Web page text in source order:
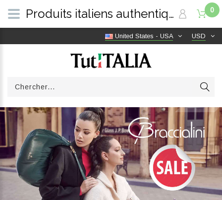
USD
United States - USA
0
Produits italiens authentiques, livraison gratuite dans le monde entier | TutITALIA